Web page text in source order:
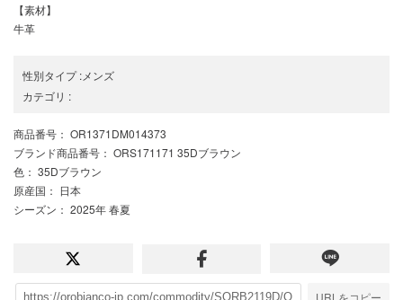
【素材】
牛革
性別タイプ:メンズ
カテゴリ :
商品番号 ： OR1371DM014373
ブランド商品番号 ： ORS171171 35Dブラウン
色 ： 35Dブラウン
原産国 ： 日本
シーズン ： 2025年 春夏
URLをコピー